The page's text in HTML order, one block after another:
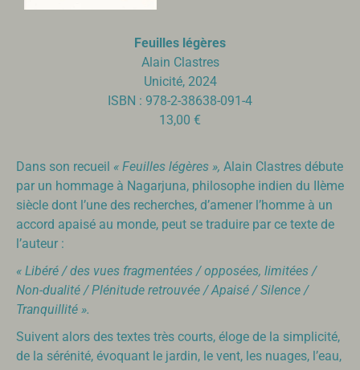
Feuilles légères
Alain Clastres
Unicité, 2024
ISBN : 978-2-38638-091-4
13,00 €
Dans son recueil « Feuilles légères », Alain Clastres débute
par un hommage à Nagarjuna, philosophe indien du IIème
siècle dont l’une des recherches, d’amener l’homme à un
accord apaisé au monde, peut se traduire par ce texte de
l’auteur :
« Libéré / des vues fragmentées / opposées, limitées /
Non-dualité / Plénitude retrouvée / Apaisé / Silence /
Tranquillité ».
Suivent alors des textes très courts, éloge de la simplicité,
de la sérénité, évoquant le jardin, le vent, les nuages, l’eau,